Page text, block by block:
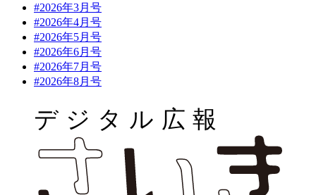
#2026年3月号
#2026年4月号
#2026年5月号
#2026年6月号
#2026年7月号
#2026年8月号